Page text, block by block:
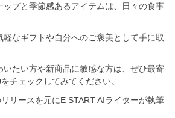
プと季節感あるアイテムは、日々の食事
なギフトや自分へのご褒美として手に取
いたい方や新商品に敏感な方は、ぜひ最寄
チェックしてみてください。
リースを元にE START AIライターが執筆